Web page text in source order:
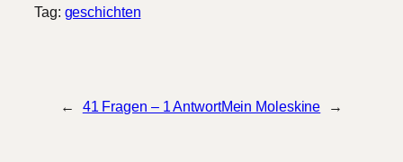
Tag: geschichten
← 41 Fragen – 1 AntwortMein Moleskine →